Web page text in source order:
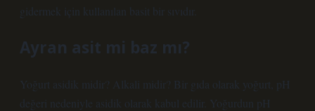
gidermek için kullanılan basit bir sıvıdır.
Ayran asit mi baz mı?
Yoğurt asidik midir? Alkali midir? Bir gıda olarak yoğurt, pH
değeri nedeniyle asidik olarak kabul edilir. Yoğurdun pH